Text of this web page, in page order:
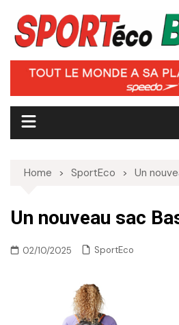
content
Home SportEco Un
Un nouveau sac
02/10/2025 SportEco